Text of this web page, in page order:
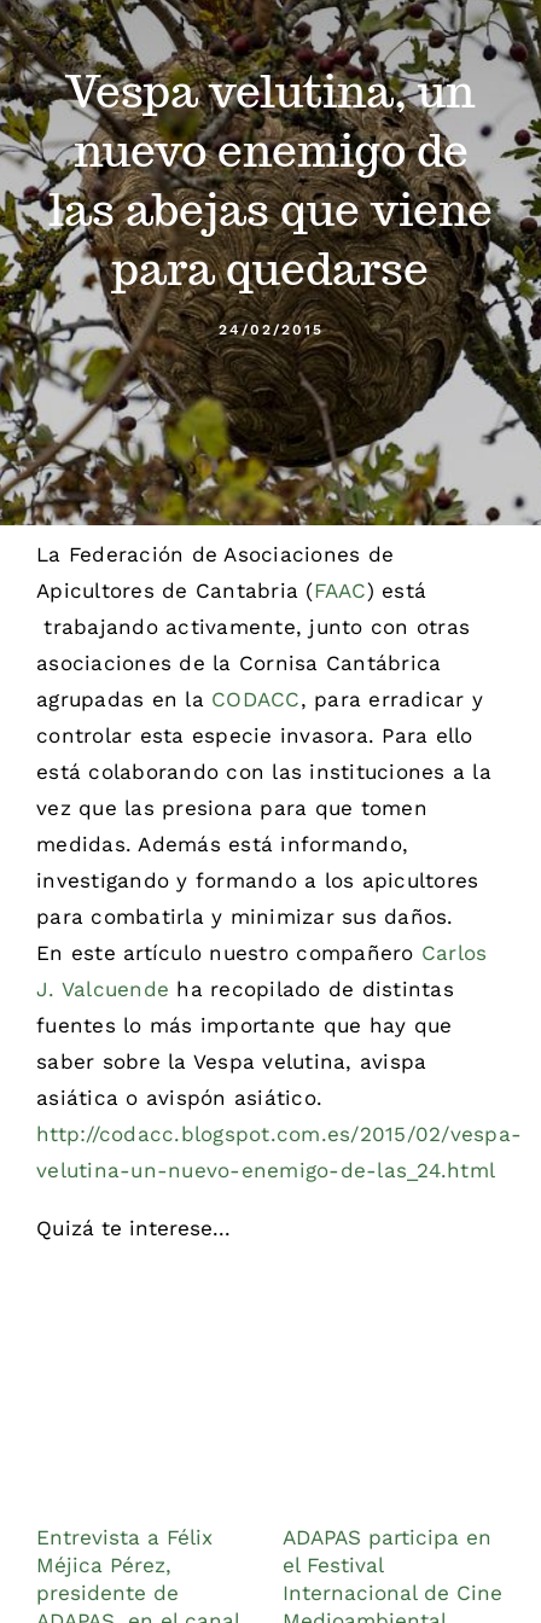
Calendario
Blog
Contacto
Stop Velutina
Vespa velutina, un
nuevo enemigo de
las abejas que viene
para quedarse
24/02/2015
La Federación de Asociaciones de
Apicultores de Cantabria (FAAC) está
trabajando activamente, junto con otras
asociaciones de la Cornisa Cantábrica
agrupadas en la CODACC, para erradicar y
controlar esta especie invasora. Para ello
está colaborando con las instituciones a la
vez que las presiona para que tomen
medidas. Además está informando,
investigando y formando a los apicultores
para combatirla y minimizar sus daños.
En este artículo nuestro compañero Carlos
J. Valcuende ha recopilado de distintas
fuentes lo más importante que hay que
saber sobre la Vespa velutina, avispa
asiática o avispón asiático.
http://codacc.blogspot.com.es/2015/02/vespa-
velutina-un-nuevo-enemigo-de-las_24.html
Quizá te interese...
Entrevista a Félix
Méjica Pérez,
presidente de
ADAPAS participa en
el Festival
Internacional de Cine